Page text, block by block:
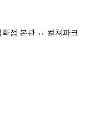
화점 본관 ↔ 컬쳐파크